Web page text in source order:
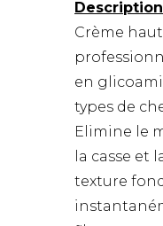
Crème
en
types de
Elimine le
la casse et
texture